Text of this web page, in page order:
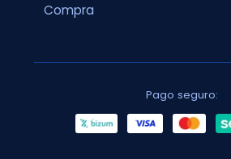
Compra
Pago seguro: